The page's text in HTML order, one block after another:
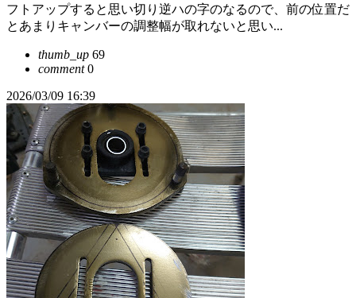
フトアップすると思い切り逆ハの字のなるので、前の位置だ
とあまりキャンバーの調整幅が取れないと思い...
thumb_up 69
comment0
2026/03/09 16:39